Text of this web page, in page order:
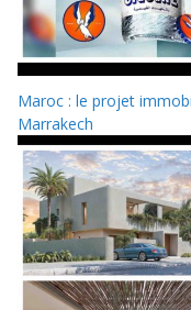
Maroc : le projet
Marrakech